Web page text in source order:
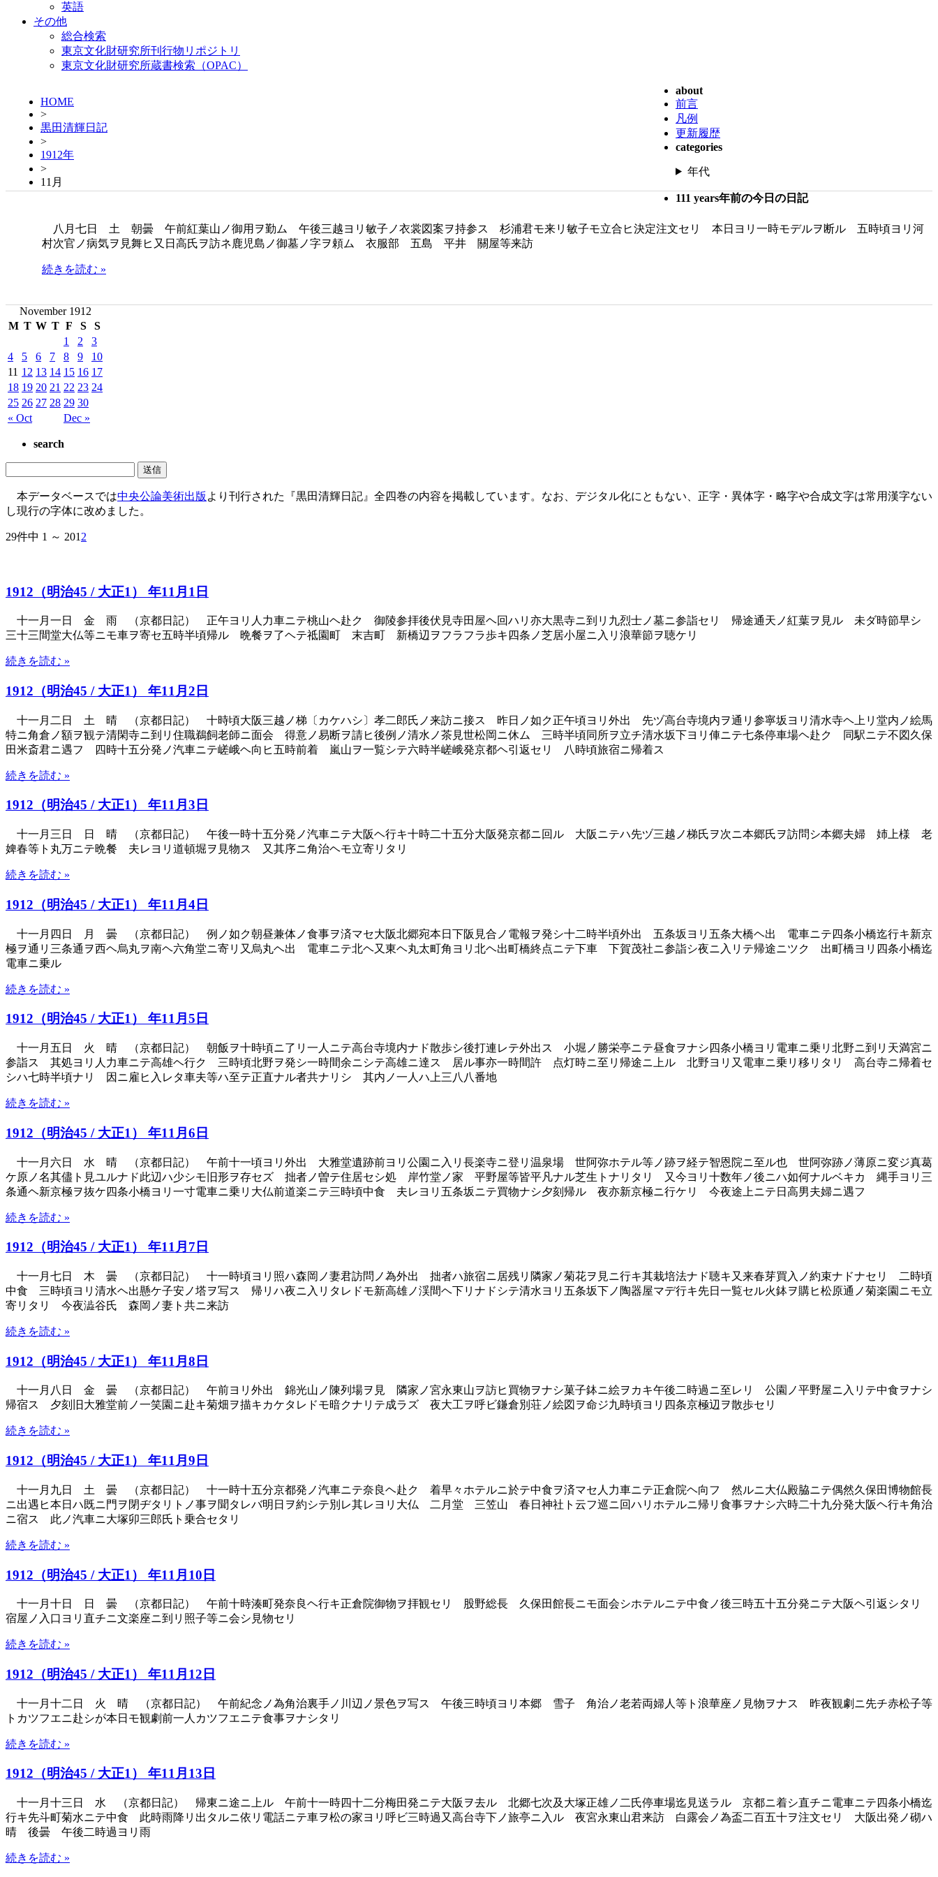
英語
その他
総合検索
東京文化財研究所刊行物リポジトリ
東京文化財研究所蔵書検索（OPAC）
HOME
>
黒田清輝日記
>
1912年
>
11月
about
前言
凡例
更新履歴
categories
年代
111 years年前の今日の日記
八月七日 土 朝曇 午前紅葉山ノ御用ヲ勤ム 午後三越ヨリ敏子ノ衣裳図案ヲ持参ス 杉浦君モ来リ敏子モ立合ヒ決定注文セリ 本日ヨリ一時モデルヲ断ル 五時頃ヨリ河
村次官ノ病気ヲ見舞ヒ又日高氏ヲ訪ネ鹿児島ノ御墓ノ字ヲ頼ム 衣服部 五島 平井 關屋等来訪
続きを読む »
November 1912
M T W T F S S
« Oct Dec »
1 2
3
4
5 6 7 8 9
10
11 12 13 14 15 16 17
18 19 20 21 22 23 24
25 26 27 28 29 30
search
本データベースでは中央公論美術出版 より刊行された『黒田清輝日記』全四巻の内容を掲載しています。なお、デジタル化にともない、正字・異体字・略字や合成文字は常用漢字ない
し現行の字体に改めました。
29件中 1 ～ 201 2
1912（明治45 / 大正1） 年11月1日
十一月一日 金 雨 （京都日記） 正午ヨリ人力車ニテ桃山ヘ赴ク 御陵参拝後伏見寺田屋ヘ回ハリ亦大黒寺ニ到リ九烈士ノ墓ニ参詣セリ 帰途通天ノ紅葉ヲ見ル 未ダ時節早シ
三十三間堂大仏等ニモ車ヲ寄セ五時半頃帰ル 晩餐ヲ了ヘテ祗園町 末吉町 新橋辺ヲフラフラ歩キ四条ノ芝居小屋ニ入リ浪華節ヲ聴ケリ
続きを読む »
1912（明治45 / 大正1） 年11月2日
十一月二日 土 晴 （京都日記） 十時頃大阪三越ノ梯〔カケハシ〕孝二郎氏ノ来訪ニ接ス 昨日ノ如ク正午頃ヨリ外出 先ヅ高台寺境内ヲ通リ参寧坂ヨリ清水寺ヘ上リ堂内ノ絵馬
特ニ角倉ノ額ヲ観テ清閑寺ニ到リ住職鵜飼老師ニ面会 得意ノ易断ヲ請ヒ後例ノ清水ノ茶見世松岡ニ休ム 三時半頃同所ヲ立チ清水坂下ヨリ俥ニテ七条停車場ヘ赴ク 同駅ニテ不図久保
田米斎君ニ遇フ 四時十五分発ノ汽車ニテ嵯峨ヘ向ヒ五時前着 嵐山ヲ一覧シテ六時半嵯峨発京都ヘ引返セリ 八時頃旅宿ニ帰着ス
続きを読む »
1912（明治45 / 大正1） 年11月3日
十一月三日 日 晴 （京都日記） 午後一時十五分発ノ汽車ニテ大阪ヘ行キ十時二十五分大阪発京都ニ回ル 大阪ニテハ先ヅ三越ノ梯氏ヲ次ニ本郷氏ヲ訪問シ本郷夫婦 姉上様 老
婢春等ト丸万ニテ晩餐 夫レヨリ道頓堀ヲ見物ス 又其序ニ角治ヘモ立寄リタリ
続きを読む »
1912（明治45 / 大正1） 年11月4日
十一月四日 月 曇 （京都日記） 例ノ如ク朝昼兼体ノ食事ヲ済マセ大阪北郷宛本日下阪見合ノ電報ヲ発シ十二時半頃外出 五条坂ヨリ五条大橋ヘ出 電車ニテ四条小橋迄行キ新京
極ヲ通リ三条通ヲ西ヘ烏丸ヲ南ヘ六角堂ニ寄リ又烏丸ヘ出 電車ニテ北ヘ又東ヘ丸太町角ヨリ北ヘ出町橋終点ニテ下車 下賀茂社ニ参詣シ夜ニ入リテ帰途ニツク 出町橋ヨリ四条小橋迄
電車ニ乗ル
続きを読む »
1912（明治45 / 大正1） 年11月5日
十一月五日 火 晴 （京都日記） 朝飯ヲ十時頃ニ了リ一人ニテ高台寺境内ナド散歩シ後打連レテ外出ス 小堀ノ勝栄亭ニテ昼食ヲナシ四条小橋ヨリ電車ニ乗リ北野ニ到リ天満宮ニ
参詣ス 其処ヨリ人力車ニテ高雄ヘ行ク 三時頃北野ヲ発シ一時間余ニシテ高雄ニ達ス 居ル事亦一時間許 点灯時ニ至リ帰途ニ上ル 北野ヨリ又電車ニ乗リ移リタリ 高台寺ニ帰着セ
シハ七時半頃ナリ 因ニ雇ヒ入レタ車夫等ハ至テ正直ナル者共ナリシ 其内ノ一人ハ上三八八番地
続きを読む »
1912（明治45 / 大正1） 年11月6日
十一月六日 水 晴 （京都日記） 午前十一頃ヨリ外出 大雅堂遺跡前ヨリ公園ニ入リ長楽寺ニ登リ温泉場 世阿弥ホテル等ノ跡ヲ経テ智恩院ニ至ル也 世阿弥跡ノ薄原ニ変ジ真葛
ケ原ノ名其儘ト見ユルナド此辺ハ少シモ旧形ヲ存セズ 拙者ノ曽テ住居セシ処 岸竹堂ノ家 平野屋等皆平凡ナル芝生トナリタリ 又今ヨリ十数年ノ後ニハ如何ナルベキカ 縄手ヨリ三
条通ヘ新京極ヲ抜ケ四条小橋ヨリ一寸電車ニ乗リ大仏前道楽ニテ三時頃中食 夫レヨリ五条坂ニテ買物ナシ夕刻帰ル 夜亦新京極ニ行ケリ 今夜途上ニテ日高男夫婦ニ遇フ
続きを読む »
1912（明治45 / 大正1） 年11月7日
十一月七日 木 曇 （京都日記） 十一時頃ヨリ照ハ森岡ノ妻君訪問ノ為外出 拙者ハ旅宿ニ居残リ隣家ノ菊花ヲ見ニ行キ其栽培法ナド聴キ又来春芽買入ノ約束ナドナセリ 二時頃
中食 三時頃ヨリ清水ヘ出懸ケ子安ノ塔ヲ写ス 帰リハ夜ニ入リタレドモ新高雄ノ渓間ヘ下リナドシテ清水ヨリ五条坂下ノ陶器屋マデ行キ先日一覧セル火鉢ヲ購ヒ松原通ノ菊楽園ニモ立
寄リタリ 今夜澁谷氏 森岡ノ妻ト共ニ来訪
続きを読む »
1912（明治45 / 大正1） 年11月8日
十一月八日 金 曇 （京都日記） 午前ヨリ外出 錦光山ノ陳列場ヲ見 隣家ノ宮永東山ヲ訪ヒ買物ヲナシ菓子鉢ニ絵ヲカキ午後二時過ニ至レリ 公園ノ平野屋ニ入リテ中食ヲナシ
帰宿ス 夕刻旧大雅堂前ノ一笑園ニ赴キ菊畑ヲ描キカケタレドモ暗クナリテ成ラズ 夜大工ヲ呼ビ鎌倉別荘ノ絵図ヲ命ジ九時頃ヨリ四条京極辺ヲ散歩セリ
続きを読む »
1912（明治45 / 大正1） 年11月9日
十一月九日 土 曇 （京都日記） 十一時十五分京都発ノ汽車ニテ奈良ヘ赴ク 着早々ホテルニ於テ中食ヲ済マセ人力車ニテ正倉院ヘ向フ 然ルニ大仏殿脇ニテ偶然久保田博物館長
ニ出遇ヒ本日ハ既ニ門ヲ閉ヂタリトノ事ヲ聞タレバ明日ヲ約シテ別レ其レヨリ大仏 二月堂 三笠山 春日神社ト云フ巡ニ回ハリホテルニ帰リ食事ヲナシ六時二十九分発大阪ヘ行キ角治
ニ宿ス 此ノ汽車ニ大塚卯三郎氏ト乗合セタリ
続きを読む »
1912（明治45 / 大正1） 年11月10日
十一月十日 日 曇 （京都日記） 午前十時湊町発奈良ヘ行キ正倉院御物ヲ拝観セリ 股野総長 久保田館長ニモ面会シホテルニテ中食ノ後三時五十五分発ニテ大阪ヘ引返シタリ
宿屋ノ入口ヨリ直チニ文楽座ニ到リ照子等ニ会シ見物セリ
続きを読む »
1912（明治45 / 大正1） 年11月12日
十一月十二日 火 晴 （京都日記） 午前紀念ノ為角治裏手ノ川辺ノ景色ヲ写ス 午後三時頃ヨリ本郷 雪子 角治ノ老若両婦人等ト浪華座ノ見物ヲナス 昨夜観劇ニ先チ赤松子等
トカツフエニ赴シが本日モ観劇前一人カツフエニテ食事ヲナシタリ
続きを読む »
1912（明治45 / 大正1） 年11月13日
十一月十三日 水 （京都日記） 帰東ニ途ニ上ル 午前十一時四十二分梅田発ニテ大阪ヲ去ル 北郷七次及大塚正雄ノ二氏停車場迄見送ラル 京都ニ着シ直チニ電車ニテ四条小橋迄
行キ先斗町菊水ニテ中食 此時雨降リ出タルニ依リ電話ニテ車ヲ松の家ヨリ呼ビ三時過又高台寺下ノ旅亭ニ入ル 夜宮永東山君来訪 白露会ノ為盃二百五十ヲ注文セリ 大阪出発ノ砌ハ
晴 後曇 午後二時過ヨリ雨
続きを読む »